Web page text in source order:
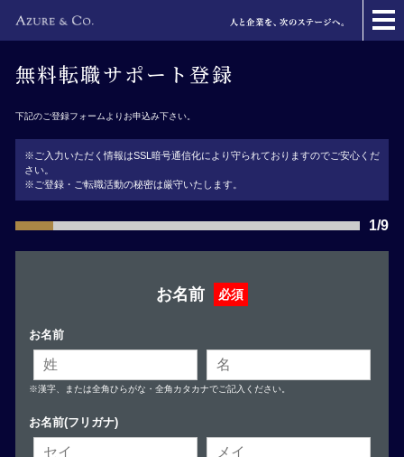
無料転職サポート登録
下記のご登録フォームよりお申込み下さい。
※ご入力いただく情報はSSL暗号通信化により守られておりますのでご安心くだ
さい。
※ご登録・ご転職活動の秘密は厳守いたします。
1/9
お名前 必須
お名前
※漢字、または全角ひらがな・全角カタカナでご記入ください。
お名前(フリガナ)